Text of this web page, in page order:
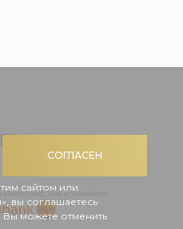
Visa и Swedbank
СОГЛАСЕН
сайтом или
вы соглашаетесь
Вы можете отменить